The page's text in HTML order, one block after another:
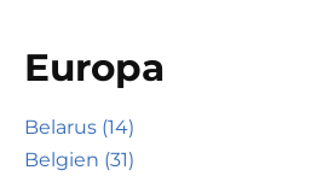
Europa
Belarus (14)
Belgien (31)